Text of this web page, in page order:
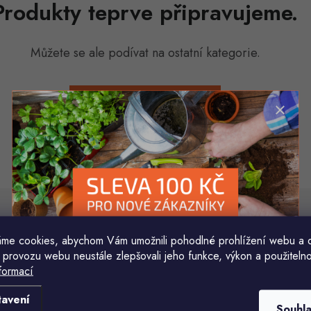
cookies, abychom Vám umožnili pohodlné prohlížení webu a
webu neustále zlepšovali jeho funkce, výkon a
teprve připravujeme.
Můžete se ale podívat na ostatní kategorie.
ZPĚT DO OBCHODU
e-mail E-mail
podmínkami